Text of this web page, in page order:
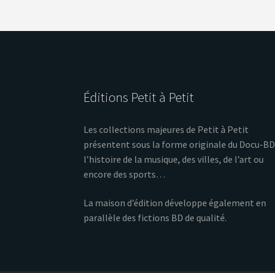
Éditions Petit à Petit
Les collections majeures de Petit à Petit
présentent sous la forme originale du Docu-BD
l’histoire de la musique, des villes, de l’art ou
encore des sports…
La maison d’édition développe également en
parallèle des fictions BD de qualité.